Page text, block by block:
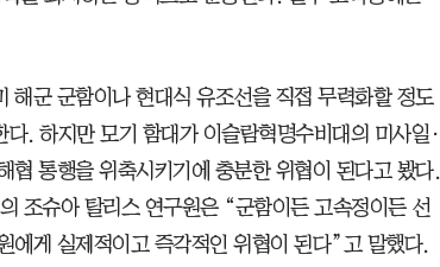
해군 군함이나 현대식 유조선을 직접 무력화할 정도
. 하지만 모기 함대가 이슬람혁명수비대의 미사일·
협 통행을 위축시키기에 충분한 위협이 된다고 봤다.
조슈아 탈리스 연구원은 “군함이든 고속정이든 선
에게 실제적이고 즉각적인 위협이 된다”고 말했다.